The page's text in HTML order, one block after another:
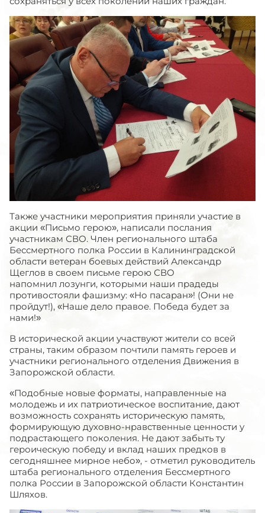
Также участники мероприятия приняли участие в
акции «Письмо герою», написали послания
участникам СВО. Член регионального штаба
Бессмертного полка России в Калининградской
области ветеран боевых действий Александр
Щеглов в своем письме герою СВО
напомнил лозунги, которыми наши прадеды
противостояли фашизму: «Но пасаран»! (Они не
пройдут!), «Наше дело правое. Победа будет за
нами!»
В исторической акции участвуют жители со всей
страны, таким образом почтили память героев и
участники регионального отделения Движения в
Запорожской области.
«Подобные новые форматы, направленные на
молодежь и их патриотическое воспитание, дают
возможность сохранять историческую память,
формирующую духовно-нравственные ценности у
подрастающего поколения. Не дают забыть ту
героическую победу и вклад наших предков в
сегодняшнее мирное небо», - отметил руководитель
штаба регионального отделения Бессмертного
полка России в Запорожской области Константин
Шляхов.